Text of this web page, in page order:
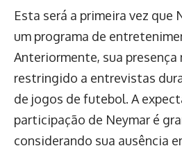
Esta será a primeira vez que
um programa de
Anteriormente, sua presença
restringido a entrevistas
de jogos de futebol. A
participação de Neymar é
considerando sua ausência